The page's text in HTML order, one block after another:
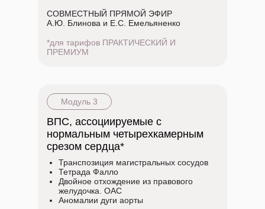
СОВМЕСТНЫЙ ПРЯМОЙ ЭФИР
А.Ю. Блинова и Е.С. Емельяненко
*для тарифов ПРАКТИЧЕСКИЙ И
ПРЕМИУМ
Модуль 3
Транспозиция магистральных сосудов
Тетрада Фалло
Двойное отхождение из правового
желудочка. ОАС
Аномалии дуги аорты
ВПС, ассоциируемые с
нормальным четырехкамерным
срезом сердца*